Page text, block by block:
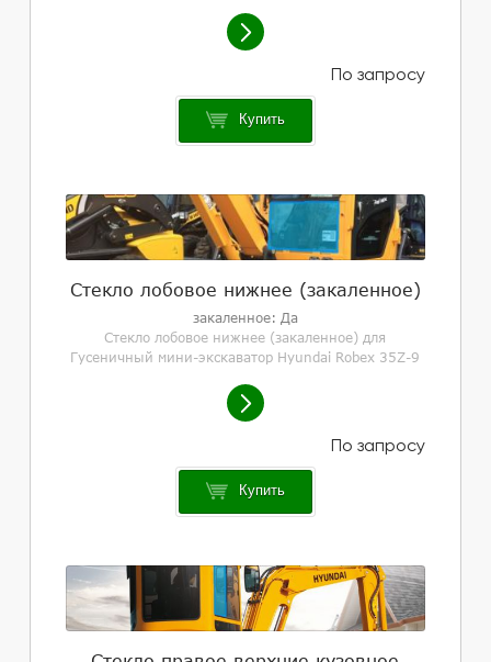
Купить
Стекло лобовое нижнее (закаленное)
закаленное: Да
Стекло лобовое нижнее (закаленное) для
Гусеничный мини-экскаватор Hyundai Robex 35Z-9
Купить